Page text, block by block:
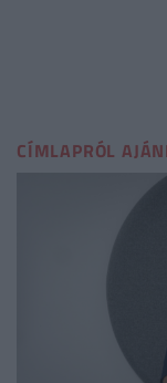
CÍMLAPRÓL